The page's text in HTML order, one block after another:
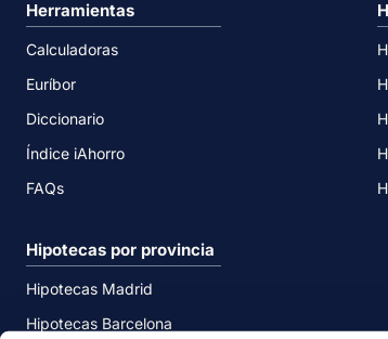
Herramientas
Calculadoras
Euríbor
Diccionario
Índice iAhorro
FAQs
Hipotecas por provincia
Hipotecas Madrid
Hipotecas Barcelona